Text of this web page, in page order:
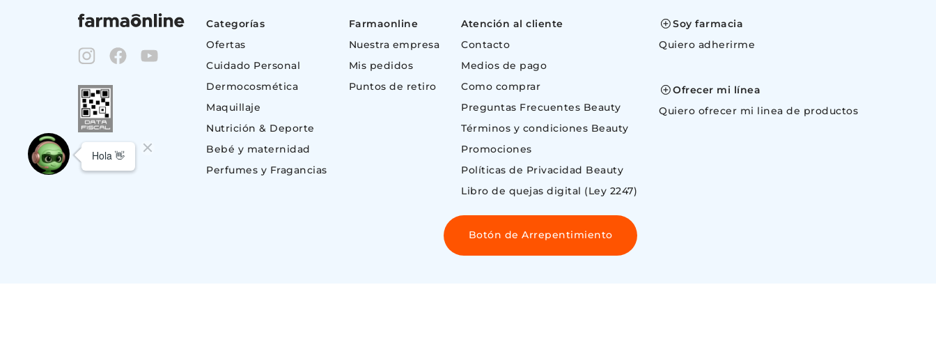
Categorías
Ofertas
Cuidado Personal
Dermocosmética
Maquillaje
Nutrición & Deporte
Bebé y maternidad
Perfumes y Fragancias
Farmaonline
Nuestra empresa
Mis pedidos
Puntos de retiro
Atención al cliente
Contacto
Medios de pago
Como comprar
Preguntas Frecuentes Beauty
Términos y condiciones Beauty
Promociones
Políticas de Privacidad Beauty
Libro de quejas digital (Ley 2247)
Botón de Arrepentimiento
Soy farmacia
Quiero adherirme
Ofrecer mi línea
Quiero ofrecer mi linea de productos